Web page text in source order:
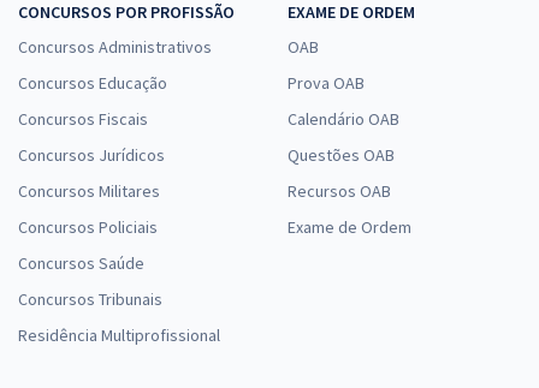
CONCURSOS POR PROFISSÃO
Concursos Administrativos
Concursos Educação
Concursos Fiscais
Concursos Jurídicos
Concursos Militares
Concursos Policiais
Concursos Saúde
Concursos Tribunais
Residência Multiprofissional
EXAME DE ORDEM
OAB
Prova OAB
Calendário OAB
Questões OAB
Recursos OAB
Exame de Ordem